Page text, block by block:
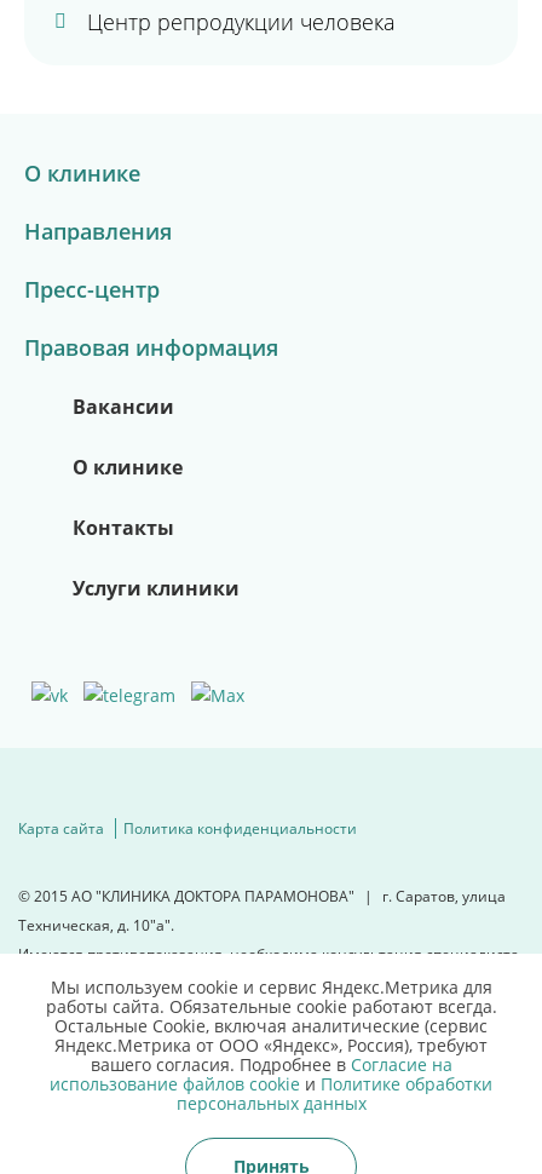
Центр репродукции человека
О клинике
Направления
Пресс-центр
Правовая информация
Вакансии
О клинике
Контакты
Услуги клиники
Карта сайта Политика конфиденциальности
© 2015 АО "КЛИНИКА ДОКТОРА ПАРАМОНОВА" |
г. Саратов, улица
Техническая, д. 10"а".
Имеются противопоказания, необходима консультация специалиста.
Для детальной информации
свяжитесь с нами
8 (8452)66 03 03
Мы используем cookie и сервис Яндекс.Метрика для
работы сайта. Обязательные cookie работают всегда.
Остальные Сookie, включая аналитические (сервис
Яндекс.Метрика от ООО «Яндекс», Россия), требуют
вашего согласия. Подробнее в Согласие на
использование файлов cookie и Политике обработки
персональных данных
Принять